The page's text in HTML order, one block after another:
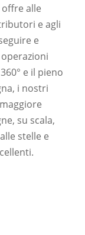
alle
e agli
e
e il pieno
i nostri
su scala,
stelle e